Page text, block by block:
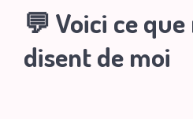
💬 Voici ce
disent de moi